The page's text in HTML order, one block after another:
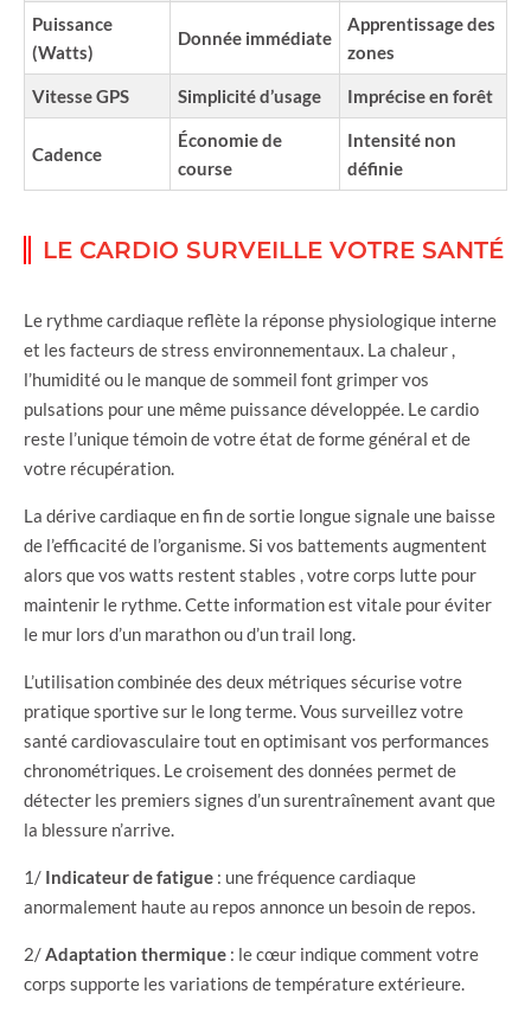
Puissance
(Watts)
Donnée immédiate
Apprentissage des
zones
Vitesse GPS Simplicité d’usage Imprécise en forêt
Cadence
Économie de
course
Intensité non
définie
LE CARDIO SURVEILLE VOTRE SANTÉ
Le rythme cardiaque reflète la réponse physiologique interne
et les facteurs de stress environnementaux. La chaleur ,
l’humidité ou le manque de sommeil font grimper vos
pulsations pour une même puissance développée. Le cardio
reste l’unique témoin de votre état de forme général et de
votre récupération.
La dérive cardiaque en fin de sortie longue signale une baisse
de l’efficacité de l’organisme. Si vos battements augmentent
alors que vos watts restent stables , votre corps lutte pour
maintenir le rythme. Cette information est vitale pour éviter
le mur lors d’un marathon ou d’un trail long.
L’utilisation combinée des deux métriques sécurise votre
pratique sportive sur le long terme. Vous surveillez votre
santé cardiovasculaire tout en optimisant vos performances
chronométriques. Le croisement des données permet de
détecter les premiers signes d’un surentraînement avant que
la blessure n’arrive.
1/ Indicateur de fatigue : une fréquence cardiaque
anormalement haute au repos annonce un besoin de repos.
2/ Adaptation thermique : le cœur indique comment votre
corps supporte les variations de température extérieure.